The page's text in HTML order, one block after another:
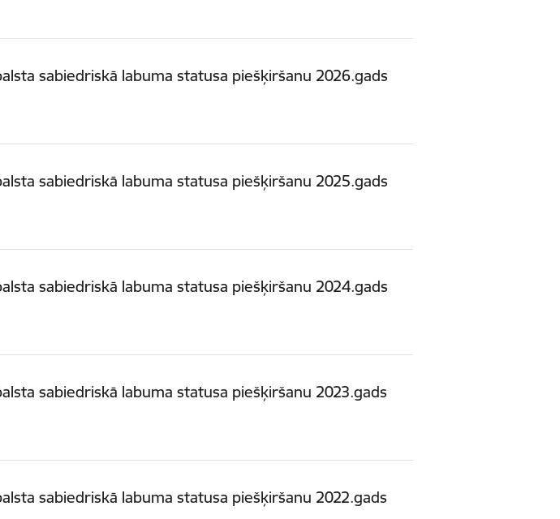
sabiedriskā labuma statusa piešķiršanu 2026.gads
sabiedriskā labuma statusa piešķiršanu 2025.gads
sabiedriskā labuma statusa piešķiršanu 2024.gads
sabiedriskā labuma statusa piešķiršanu 2023.gads
sabiedriskā labuma statusa piešķiršanu 2022.gads